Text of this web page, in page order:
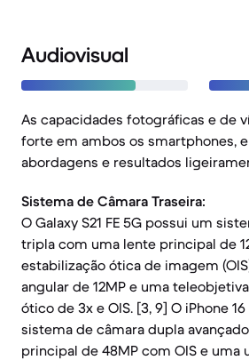
Audiovisual
As capacidades fotográficas e de
forte em ambos os smartphones,
abordagens e resultados
Sistema de Câmara Traseira:
O Galaxy S21 FE 5G possui um
tripla com uma lente principal de
estabilização ótica de imagem
angular de 12MP e uma
ótico de 3x e OIS. [3, 9] O iPhone
sistema de câmara dupla
principal de 48MP com OIS e uma